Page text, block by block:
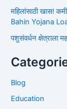
महिलांसाठी खास!
Bahin Yojana
पशुसंवर्धन क्षेत्राला
Blog
Education